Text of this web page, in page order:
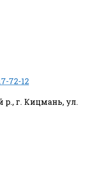
72-12
р., г. Кицмань, ул.